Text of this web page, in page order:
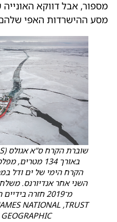
מספור, אבל דווקא
מסע ההישרדות האפי
באורך 134
הקרח הימי של ים ודל
השני אחר אנדיורנס.
NATIONAL ,TRUST